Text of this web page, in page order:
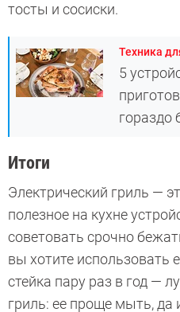
тосты и сосиски.
Техника
5
гораздо
Итоги
Электрический гриль —
полезное на кухне
советовать срочно
вы хотите использовать
стейка пару раз в год —
гриль: ее проще мыть, да